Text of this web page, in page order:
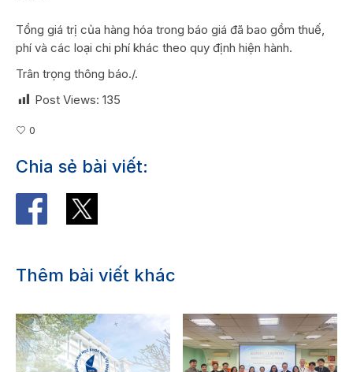
Tổng giá trị của hàng hóa trong báo giá đã bao gồm thuế,
phí và các loại chi phí khác theo quy định hiện hành.
Trân trọng thông báo./.
Post Views: 135
0
Chia sẻ bài viết:
Thêm bài viết khác